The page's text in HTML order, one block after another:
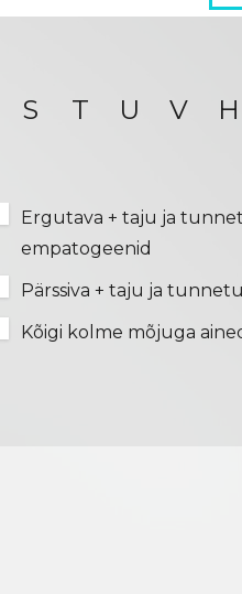
S T U V Н
Ergutava + taju ja
empatogeenid
Pärssiva + taju ja
Kõigi kolme mõjuga